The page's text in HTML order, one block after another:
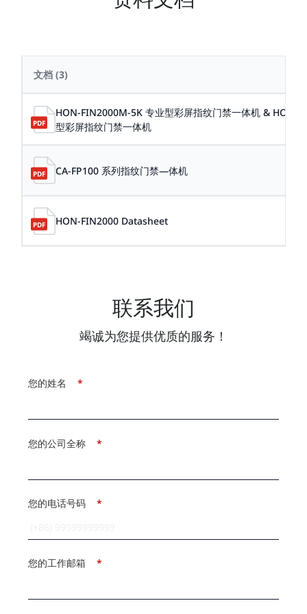
文档 (3)
HON-FIN2000M-5K 专业型彩屏指纹门禁一体机 & HON-
型彩屏指纹门禁一体机
CA-FP100 系列指纹门禁―体机
HON-FIN2000 Datasheet
联系我们
竭诚为您提供优质的服务！
*
您的姓名
*
您的公司全称
*
您的电话号码
*
您的工作邮箱